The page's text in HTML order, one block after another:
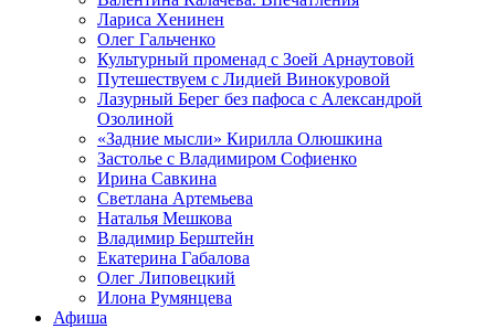
Лариса Хенинен
Олег Гальченко
Культурный променад с Зоей Арнаутовой
Путешествуем с Лидией Винокуровой
Лазурный Берег без пафоса с Александрой
Озолиной
«Задние мысли» Кирилла Олюшкина
Застолье с Владимиром Софиенко
Ирина Савкина
Светлана Артемьева
Наталья Мешкова
Владимир Берштейн
Екатерина Габалова
Олег Липовецкий
Илона Румянцева
Афиша